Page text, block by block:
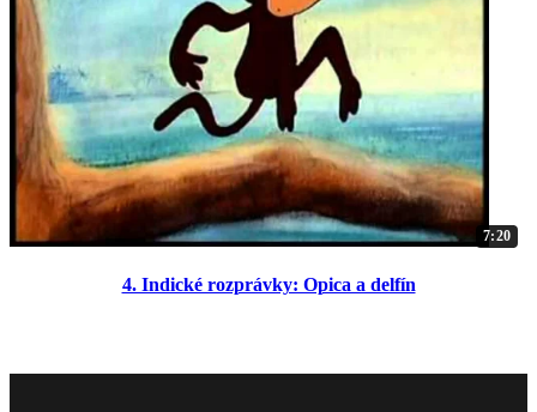
7:20
4. Indické rozprávky: Opica a delfín